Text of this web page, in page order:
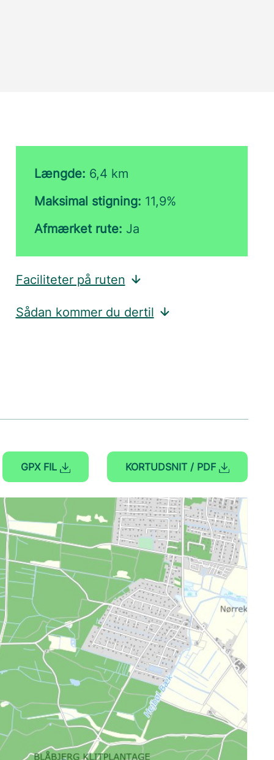
Længde: 6,4 km
Maksimal stigning: 11,9%
Afmærket rute: Ja
Faciliteter på ruten
Sådan kommer du dertil
GPX FIL KORTUDSNIT / PDF